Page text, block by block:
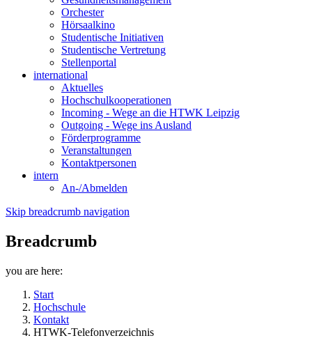
Orchester
Hörsaalkino
Studentische Initiativen
Studentische Vertretung
Stellenportal
international
Aktuelles
Hochschulkooperationen
Incoming - Wege an die HTWK Leipzig
Outgoing - Wege ins Ausland
Förderprogramme
Veranstaltungen
Kontaktpersonen
intern
An-/Abmelden
Skip breadcrumb navigation
Breadcrumb
you are here:
Start
Hochschule
Kontakt
HTWK-Telefonverzeichnis